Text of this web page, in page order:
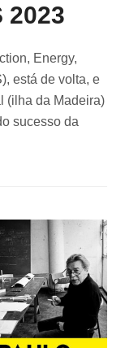
2023
Energy,
está de volta, e
(ilha da Madeira)
sucesso da